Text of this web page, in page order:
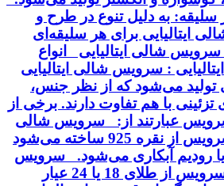
به دلیل تنوع در طرح و
ایتالیایی برای هر سلیقه‌ای
شالی ایتالیایی انواع
: سرویس شالی ایتالیایی
تولید می‌شود که از نظر جنس،
با هم تفاوت دارند. برخی از
سرویس عبارتند از: سرویس شالی
نقره: این نوع سرویس از نقره 925 ساخته می‌شود
رودیم آبکاری می‌شود. سرویس
شالی طلا: این سرویس از طلای 18 یا 24 عیار